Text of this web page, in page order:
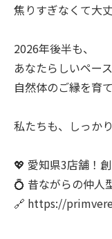
焦りすぎなくて大丈
2026年後半も、
あなたらしいペース
自然体のご縁を育
私たちも、しっか
💖 愛知県3店舗！
💍 昔ながらの仲人
🔗 https://